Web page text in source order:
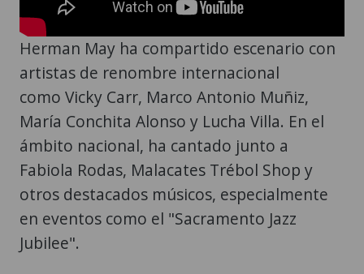
Herman May ha compartido escenario con
artistas de renombre internacional
como Vicky Carr, Marco Antonio Muñiz,
María Conchita Alonso y Lucha Villa. En el
ámbito nacional, ha cantado junto a
Fabiola Rodas, Malacates Trébol Shop y
otros destacados músicos, especialmente
en eventos como el "Sacramento Jazz
Jubilee".